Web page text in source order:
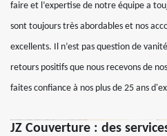
faire et l’expertise de notre équipe a
sont toujours très abordables et nos
excellents. Il n’est pas question de
retours positifs que nous recevons de
faites confiance à nos plus de 25 ans
JZ Couverture : des